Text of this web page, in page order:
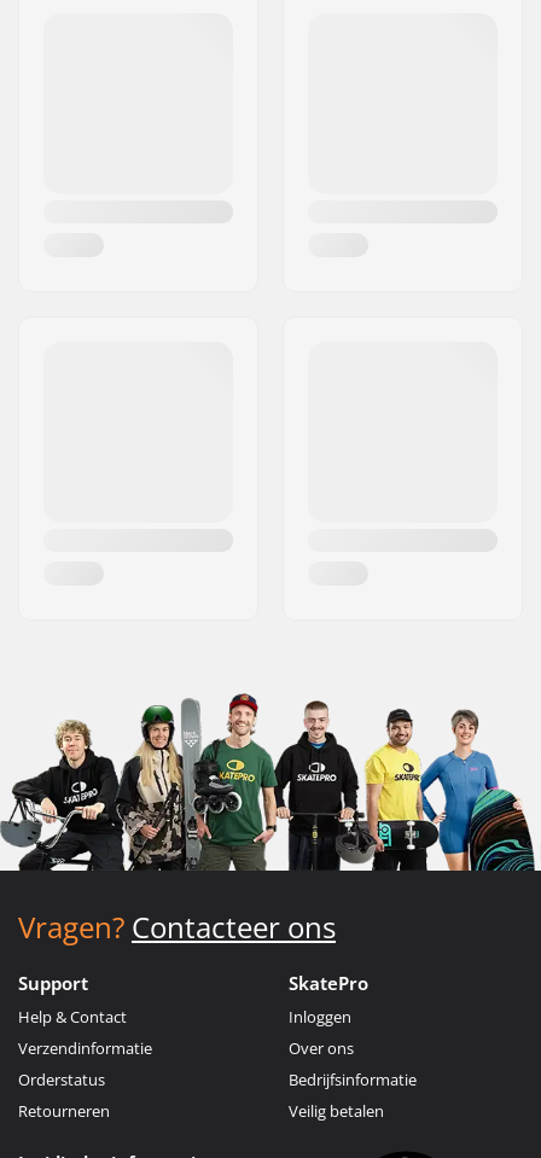
Vragen? Contacteer ons
Support
Help & Contact
Verzendinformatie
Orderstatus
Retourneren
SkatePro
Inloggen
Over ons
Bedrijfsinformatie
Veilig betalen